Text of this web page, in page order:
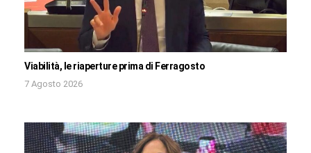
Viabilità, le riaperture prima di Ferragosto
7 Agosto 2026